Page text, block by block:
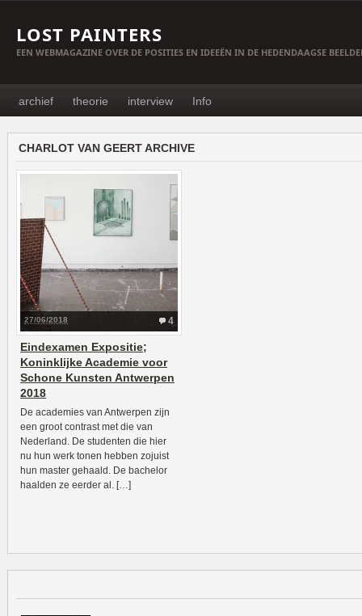
LOST PAINTERS
EEN WEBMAGAZINE OVER DE POSITIES EN IDEEËN IN DE HEDENDAAGSE
archief theorie interview Info
CHARLOT VAN GEERT ARCHIVE
4
27/06/2018
Eindexamen Expositie;
Koninklijke Academie voor
Schone Kunsten Antwerpen
2018
De academies van Antwerpen zijn
een groot contrast met die van
Nederland. De studenten die hier
nu hun werk tonen hebben zojuist
hun master gehaald. De bachelor
haalden ze eerder al. […]